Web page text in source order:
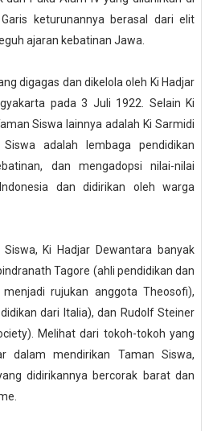
keturunannya berasal dari elit
ajaran kebatinan Jawa.
digagas dan dikelola oleh Ki Hadjar
pada 3 Juli 1922. Selain Ki
Siswa lainnya adalah Ki Sarmidi
Siswa adalah lembaga pendidikan
dan mengadopsi nilai-nilai
dan didirikan oleh warga
Ki Hadjar Dewantara banyak
Tagore (ahli pendidikan dan
rujukan anggota Theosofi),
dari Italia), dan Rudolf Steiner
Melihat dari tokoh-tokoh yang
dalam mendirikan Taman Siswa,
didirikannya bercorak barat dan